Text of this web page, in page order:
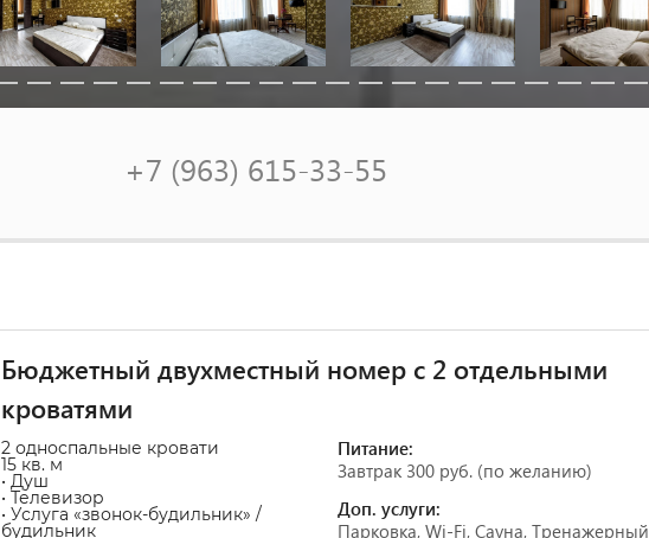
+7 (963) 615-33-55
Бюджетный двухместный номер с 2 отдельными
кроватями
2 односпальные кровати
15 кв. м
• Душ
• Телевизор
• Услуга «звонок-будильник» /
будильник
Питание:
Завтрак 300 руб. (по желанию)
Доп. услуги:
Парковка, Wi-Fi, Сауна, Тренажерный